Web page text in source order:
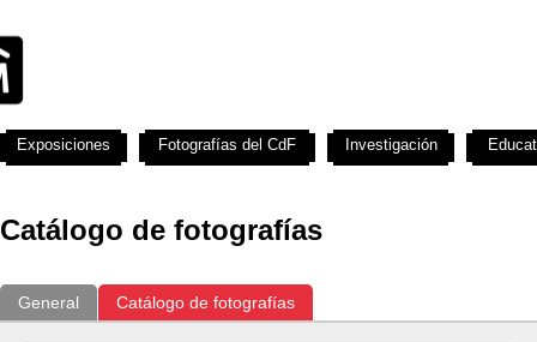
Catálogo de fotografías
General Catálogo de fotografías
Exposiciones Fotografías del CdF Investigación